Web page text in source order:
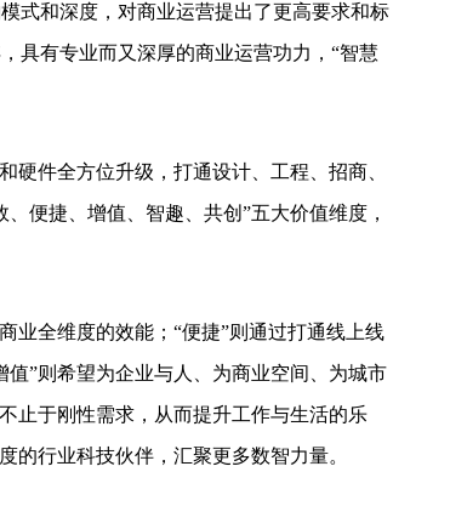
和深度，对商业运营提出了更高要求和标
具有专业而又深厚的商业运营功力，“智慧
件全方位升级，打通设计、工程、招商、
便捷、增值、智趣、共创”五大价值维度，
全维度的效能；“便捷”则通过打通线上线
”则希望为企业与人、为商业空间、为城市
止于刚性需求，从而提升工作与生活的乐
的行业科技伙伴，汇聚更多数智力量。